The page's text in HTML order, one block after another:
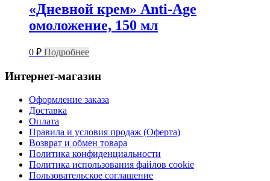
«Дневной крем» Anti-Age
омоложение, 150 мл
0 ₽ Подробнее
Интернет-магазин
Оформление заказа
Доставка
Оплата
Правила и условия продаж (Оферта)
Возврат и обмен товара
Политика конфиденциальности
Политика использования файлов cookie
Пользовательское соглашение